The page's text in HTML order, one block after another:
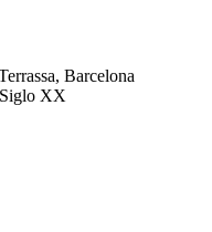
Barcelona
XX